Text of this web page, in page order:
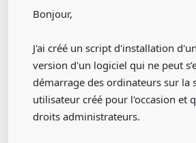
Bonjour,
J'ai créé un script d'installation
version d'un logiciel qui ne peut
démarrage des ordinateurs sur la
utilisateur créé pour l'occasion et
droits administrateurs.